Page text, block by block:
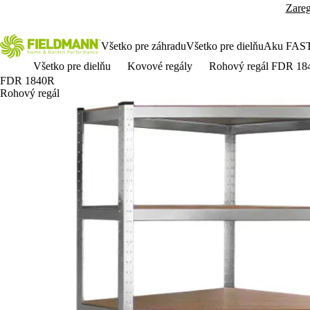
Všetko pre záhraduVšetko pre dielňuAku
Všetko pre dielňu
Kovové regály
Rohový regál FDR
FDR 1840R
Rohový regál